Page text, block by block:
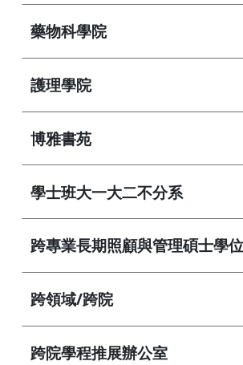
藥物科學院
護理學院
博雅書苑
學士班大一大二不分系
跨專業長期照顧與管理碩士學
跨領域/跨院
跨院學程推展辦公室